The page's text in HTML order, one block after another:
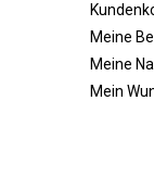
Meine
Meine
Mein